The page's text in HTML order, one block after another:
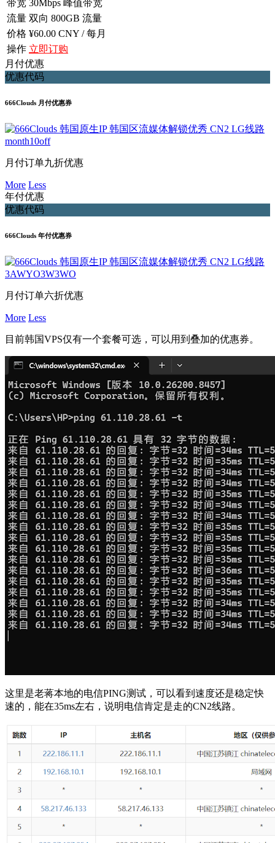
带宽 30Mbps 峰值带宽
流量 双向 800GB 流量
价格 ¥60.00 CNY / 每月
操作 立即订购
月付优惠
优惠代码
666Clouds 月付优惠券
month10off
月付订单九折优惠
More Less
年付优惠
优惠代码
666Clouds 年付优惠券
3AWYO3W3WO
月付订单六折优惠
More Less
目前韩国VPS仅有一个套餐可选，可以用到叠加的优惠券。
这里是老蒋本地的电信PING测试，可以看到速度还是稳定快
速的，能在35ms左右，说明电信肯定是走的CN2线路。